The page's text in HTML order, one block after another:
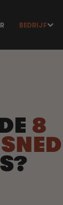
BEDRIJF
8